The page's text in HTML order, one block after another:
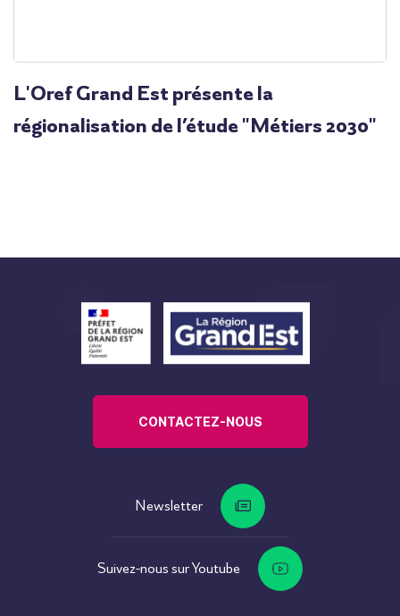
L'Oref Grand Est présente la
régionalisation de l’étude "Métiers 2030"
CONTACTEZ-NOUS
Newsletter
Suivez-nous sur Youtube